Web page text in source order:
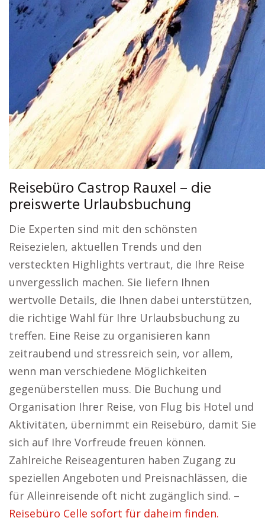
Reisebüro Castrop Rauxel – die
preiswerte Urlaubsbuchung
Die Experten sind mit den schönsten
Reisezielen, aktuellen Trends und den
versteckten Highlights vertraut, die Ihre Reise
unvergesslich machen. Sie liefern Ihnen
wertvolle Details, die Ihnen dabei unterstützen,
die richtige Wahl für Ihre Urlaubsbuchung zu
treffen. Eine Reise zu organisieren kann
zeitraubend und stressreich sein, vor allem,
wenn man verschiedene Möglichkeiten
gegenüberstellen muss. Die Buchung und
Organisation Ihrer Reise, von Flug bis Hotel und
Aktivitäten, übernimmt ein Reisebüro, damit Sie
sich auf Ihre Vorfreude freuen können.
Zahlreiche Reiseagenturen haben Zugang zu
speziellen Angeboten und Preisnachlässen, die
für Alleinreisende oft nicht zugänglich sind. –
Reisebüro Celle sofort für daheim finden.